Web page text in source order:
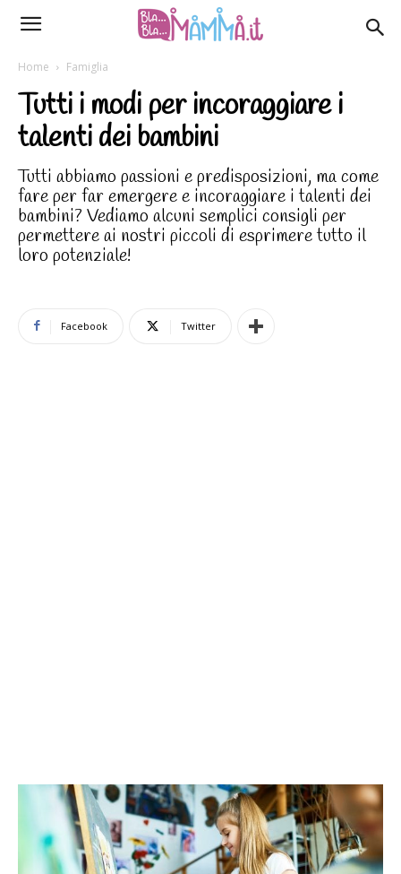
Home Famiglia
Tutti i modi per incoraggiare i
talenti dei bambini
Tutti abbiamo passioni e predisposizioni, ma come
fare per far emergere e incoraggiare i talenti dei
bambini? Vediamo alcuni semplici consigli per
permettere ai nostri piccoli di esprimere tutto il
loro potenziale!
Facebook Twitter